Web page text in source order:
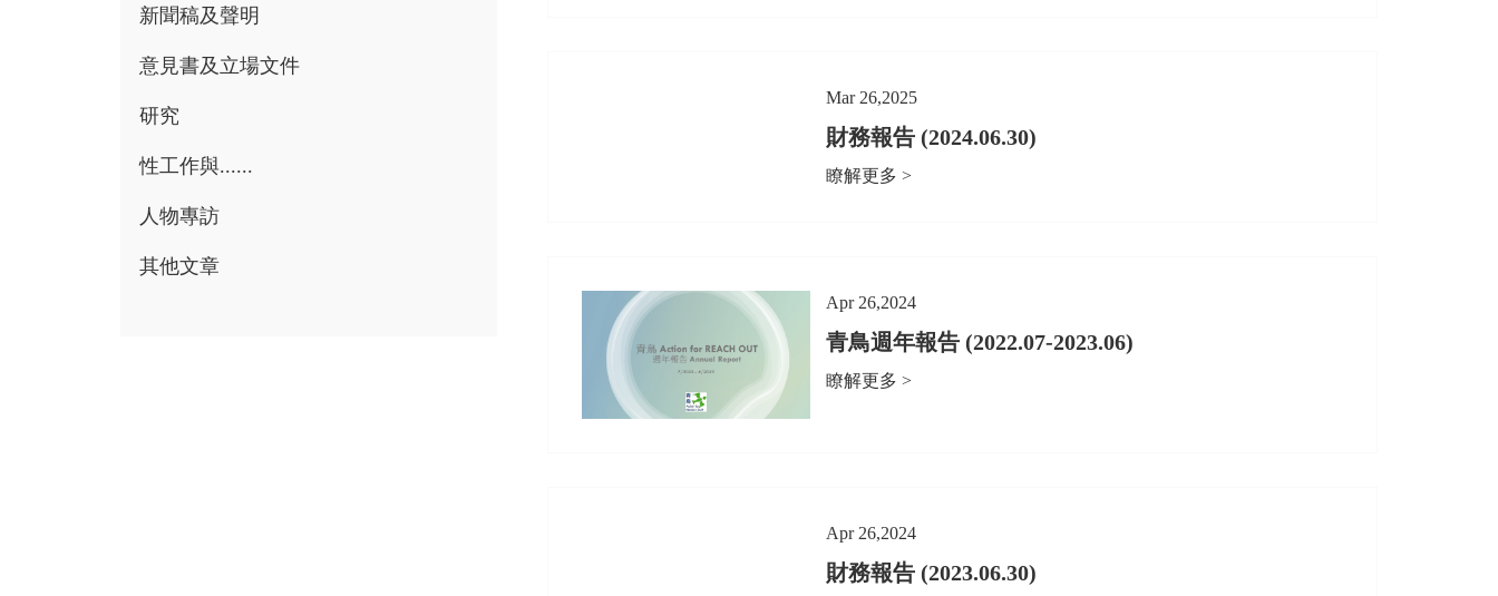
新聞稿及聲明
意見書及立場文件
研究
性工作與......
人物專訪
其他文章
Mar 26,2025
財務報告 (2024.06.30)
瞭解更多 >
Apr 26,2024
青鳥週年報告 (2022.07-2023.06)
瞭解更多 >
Apr 26,2024
財務報告 (2023.06.30)